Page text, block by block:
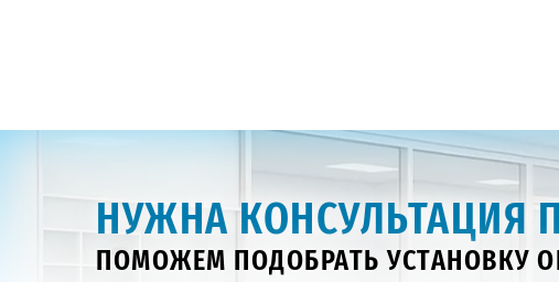
НУЖНА КОНСУЛЬТАЦИЯ
ПОМОЖЕМ ПОДОБРАТЬ УСТАНОВКУ